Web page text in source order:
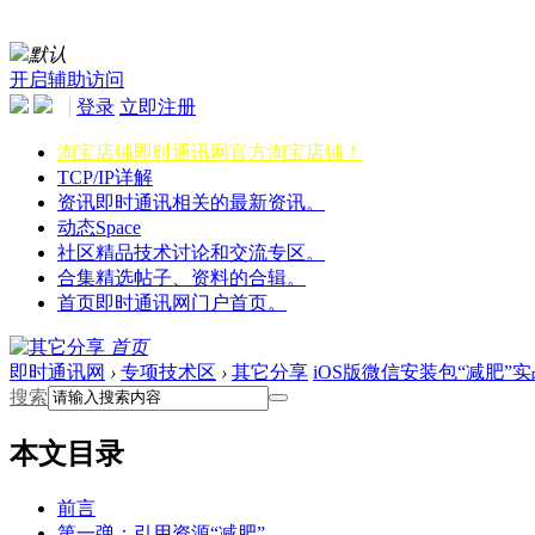
默认
开启辅助访问
登录 立即注册
淘宝店铺即时通讯网官方淘宝店铺！
TCP/IP详解
资讯即时通讯相关的最新资讯。
动态Space
社区精品技术讨论和交流专区。
合集精选帖子、资料的合辑。
首页即时通讯网门户首页。
首页
即时通讯网 › 专项技术区 › 其它分享 iOS版微信安装包“减肥”
搜索
本文目录
前言